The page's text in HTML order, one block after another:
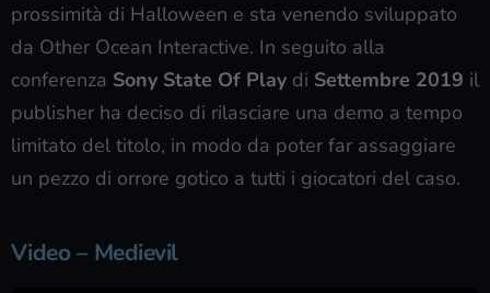
prossimità di Halloween e sta venendo sviluppato
da Other Ocean Interactive. In seguito alla
conferenza Sony State Of Play di Settembre 2019 il
publisher ha deciso di rilasciare una demo a tempo
limitato del titolo, in modo da poter far assaggiare
un pezzo di orrore gotico a tutti i giocatori del caso.
Video – Medievil